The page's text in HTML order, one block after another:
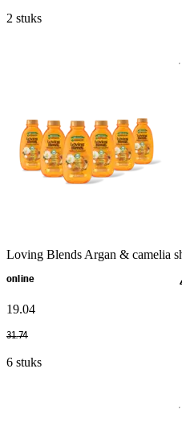
2 stuks
Loving Blends Argan & camelia
online
19.04
31.74
6 stuks